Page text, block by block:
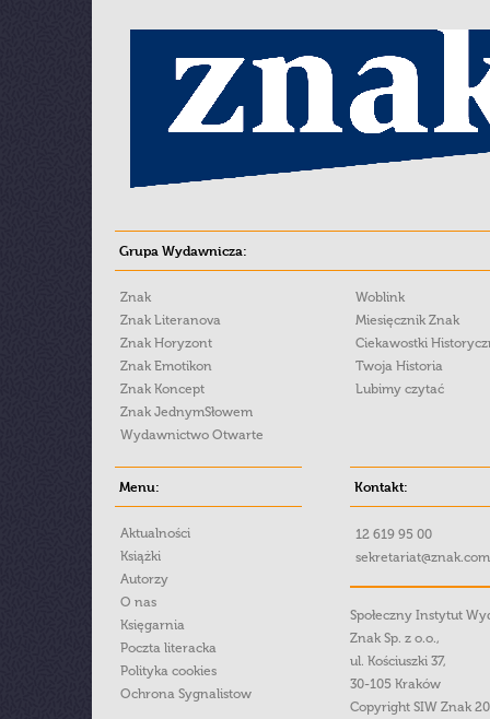
Grupa Wydawnicza:
Znak
Znak Literanova
Znak Horyzont
Znak Emotikon
Znak Koncept
Znak JednymSłowem
Wydawnictwo Otwarte
Woblink
Miesięcznik Znak
Ciekawostki
Twoja Historia
Lubimy czytać
Menu:
Aktualności
Książki
Autorzy
O nas
Księgarnia
Poczta literacka
Polityka cookies
Ochrona Sygnalistow
Kontakt:
12 619 95 00
Społeczny Instytut
Znak Sp. z o.o.,
ul. Kościuszki 37,
30-105 Kraków
Copyright SIW Znak